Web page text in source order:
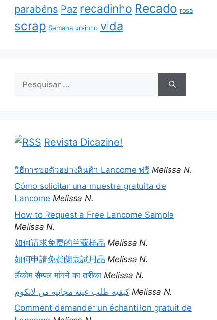
parabéns Paz recadinho Recado rosa
scrap Semana ursinho vida
por:
Revista Dicazine!
วิธีการขอตัวอย่างสินค้า Lancome ฟรี Melissa N.
Cómo solicitar una muestra gratuita de
Lancome Melissa N.
How to Request a Free Lancome Sample
Melissa N.
如何请求免费的兰蔻样品 Melissa N.
如何申請免費蘭蔻試用品 Melissa N.
लैंकोम सैम्पल मांगने का तरीका Melissa N.
كيفية طلب عينة مجانية من لانكوم Melissa N.
Comment demander un échantillon gratuit de